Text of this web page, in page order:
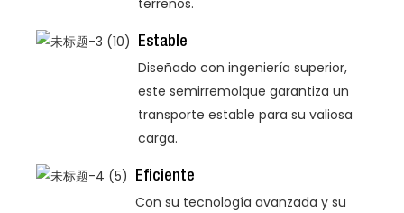
terrenos.
Estable
Diseñado con ingeniería superior,
este semirremolque garantiza un
transporte estable para su valiosa
carga.
Eficiente
Con su tecnología avanzada y su